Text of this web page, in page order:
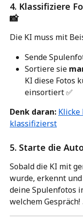
4. Klassifiziere
📸
Die KI muss mit
Sende
Sortiere sie
KI diese Fotos
einsortiert ✅
Denk daran: Klicke
klassifizierst
5. Starte die
Sobald die KI mit
wurde, erkennt
deine Spulenfotos
welchem Gespräch!